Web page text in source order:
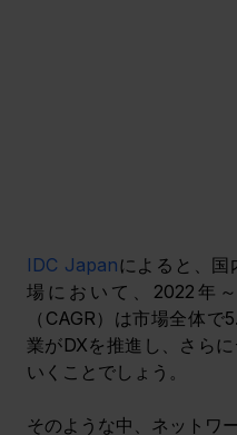
IDC Japanによると、国
場において、2022年
（CAGR）は市場全体
業がDXを推進し、さら
いくことでしょう。
そのような中、ネットワ